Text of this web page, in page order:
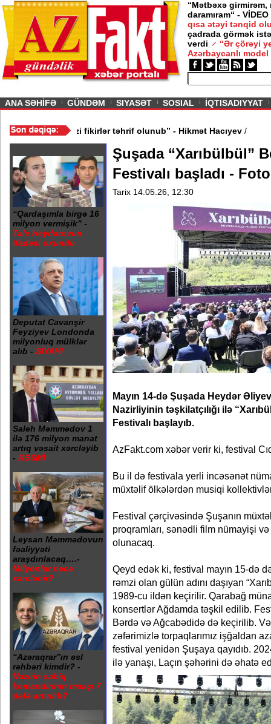
“Mətbəxə girmirəm,
daramıram“ - VİDEO
qısa ətəyi tənqid
çadrada görmək
verdi
“Ər çörəyi
Azərbaycanlı model
ANA SƏHİFƏ GÜNDƏM SIYASƏT SOSIAL İQTISADIYYAT
- VİDEO/“Mənə aid bəzi fikirlər təhrif olunub” - Hikmət
“Qardaşımla birgə 16
milyon vermişik” -
Tale Heydərovun
ifadəsi oxundu
Deputat Cavanşir
Feyziyev Londonda
milyonluq mülklər
alıb - SİYAHI
Saleh Məmmədov 1
ilə 176 milyon manat
artıq vəsait xərcləyib
- RƏSMİ
Leysan Məmmədovun
fəaliyyəti
araşdırılacaq….-
Milyonlar necə
xərclənir?
“Azəraqrar”ın əsl
rəhbəri kimdir? -
Nazirin sabiq
komandirinin maaşı 7
dəfə artırılıb?
Şuşada “Xarıbülbül”
Festivalı başladı -
Tarix 14.05.26, 12:30
Mayın 14-də Şuşada Heydər
Nazirliyinin təşkilatçılığı ilə
Festivalı başlayıb.
AzFakt.com xəbər verir ki, festival
Bu il də festivala yerli incəsənət
müxtəlif ölkələrdən musiqi
Festival çərçivəsində Şuşanın
proqramları, sənədli film nümayişi
olunacaq.
Qeyd edək ki, festival mayın 15-də
rəmzi olan gülün adını daşıyan
1989-cu ildən keçirilir. Qarabağ
konsertlər Ağdamda təşkil edilib.
Bərdə və Ağcabədidə də keçirilib.
zəfərimizlə torpaqlarımız işğaldan
festival yenidən Şuşaya qayıdıb.
ilə yanaşı, Laçın şəhərini də əhatə